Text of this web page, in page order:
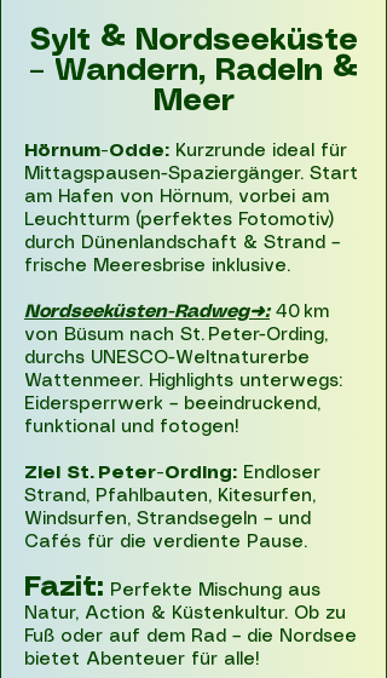
Sylt & Nordseeküste
– Wandern, Radeln &
Meer
Hörnum-Odde: Kurzrunde ideal für
Mittagspausen-Spaziergänger. Start
am Hafen von Hörnum, vorbei am
Leuchtturm (perfektes Fotomotiv)
durch Dünenlandschaft & Strand –
frische Meeresbrise inklusive.
Nordseeküsten-Radweg➜:40 km
von Büsum nach St. Peter-Ording,
durchs UNESCO-Weltnaturerbe
Wattenmeer. Highlights unterwegs:
Eidersperrwerk – beeindruckend,
funktional und fotogen!
Ziel St. Peter-Ording: Endloser
Strand, Pfahlbauten, Kitesurfen,
Windsurfen, Strandsegeln – und
Cafés für die verdiente Pause.
Fazit: Perfekte Mischung aus
Natur, Action & Küstenkultur. Ob zu
Fuß oder auf dem Rad – die Nordsee
bietet Abenteuer für alle!